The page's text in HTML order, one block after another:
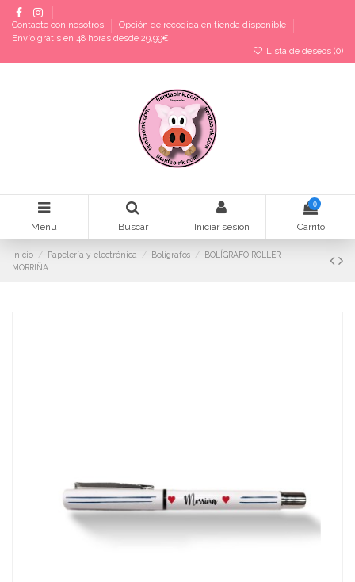
Contacte con nosotros
Opción de recogida en tienda disponible
Envío gratis en 48 horas desde 29,99€
Lista de deseos (0)
Menu Buscar Iniciar sesión
0
Carrito
Inicio Papelería y electrónica Bolígrafos
BOLÍGRAFO ROLLER
MORRIÑA